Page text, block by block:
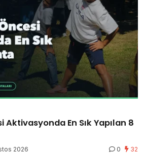
En Sık Yapılan 8
2026 0 32